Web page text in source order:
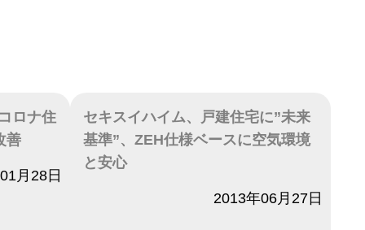
ロナ住
善
月28日
セキスイハイム、戸建住宅に”未来
基準”、ZEH仕様ベースに空気環境
と安心
2013年06月27日